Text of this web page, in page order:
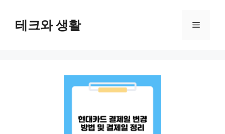
테크와 생활 메